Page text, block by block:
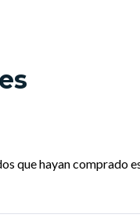
que hayan comprado